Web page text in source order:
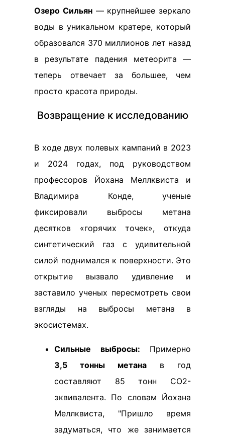
Озеро Сильян— крупнейшее зеркало
воды в уникальном кратере, который
образовался 370 миллионов лет назад
в результате падения метеорита —
теперь отвечает за большее, чем
просто красота природы.
Возвращение к исследованию
В ходе двух полевых кампаний в 2023
и 2024 годах, под руководством
профессоров Йохана Меллквиста и
Владимира Конде, ученые
фиксировали выбросы метана
десятков «горячих точек», откуда
синтетический газ с удивительной
силой поднимался к поверхности. Это
открытие вызвало удивление и
заставило ученых пересмотреть свои
взгляды на выбросы метана в
экосистемах.
Сильные выбросы: Примерно
3,5 тонны метана в год
составляют 85 тонн CO2-
эквивалента. По словам Йохана
Меллквиста, "Пришло время
задуматься, что же занимается